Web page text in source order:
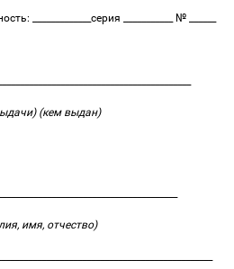
_____________серия ___________ № ______
(кем выдан)
имя, отчество)